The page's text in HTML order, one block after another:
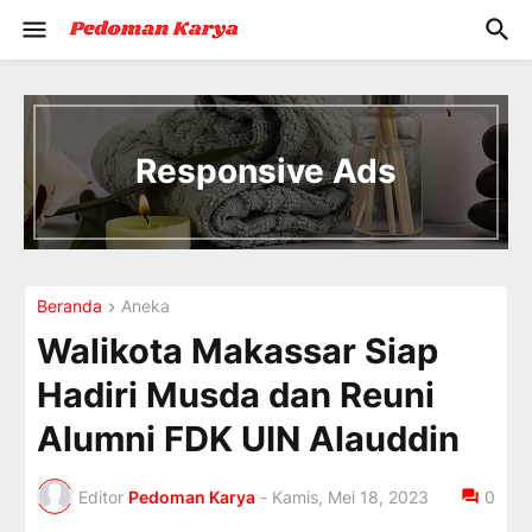
o
d
Responsive Ads
Beranda Aneka
Walikota Makassar Siap
Hadiri Musda dan Reuni
Alumni FDK UIN Alauddin
Editor Pedoman Karya - Kamis, Mei 18, 2023 0